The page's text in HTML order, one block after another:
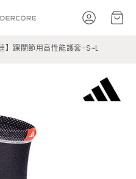
帳號 購
】踝關節用高性能護套-S~L